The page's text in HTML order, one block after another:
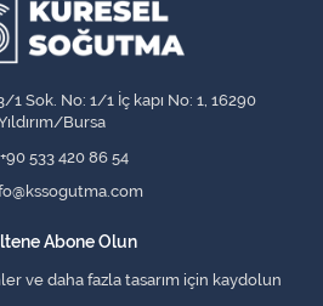
1 Sok. No: 1/1 İç kapı No: 1, 16290
Bursa
+90 533 420 86 54
Abone Olun
ve daha fazla tasarım için kaydolun